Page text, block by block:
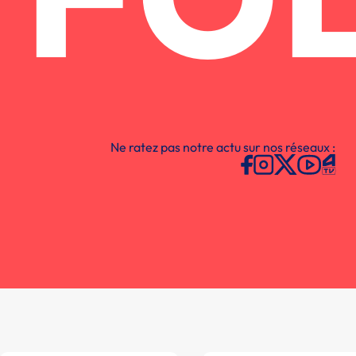
Ne ratez pas notre actu sur nos réseaux :